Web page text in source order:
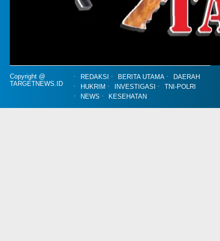
Copyright @
TARGETNEWS.ID
REDAKSI BERITA UTAMA
DAERAH
HUKRIM
INVESTIGASI
TNI-POLRI
NEWS
KESEHATAN